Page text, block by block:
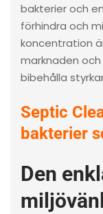
bakterier och
förhindra och
koncentration
marknaden
bibehålla
Septic
bakterier
Den